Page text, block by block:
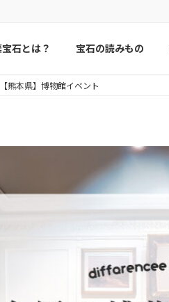
石とは？ 宝石の読みもの
【熊本県】博物館イベント